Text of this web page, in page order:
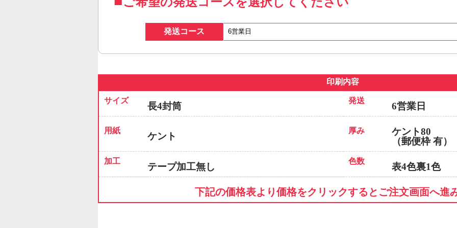
発送コース
印刷内容
サイズ
長4封筒
発送
6営業日
用紙
ケント
厚み
ケント80
（郵便枠 有）
加工
テープ加工無し
色数
表4色裏1色
下記の価格表より価格をクリックするとご注文画面へ進